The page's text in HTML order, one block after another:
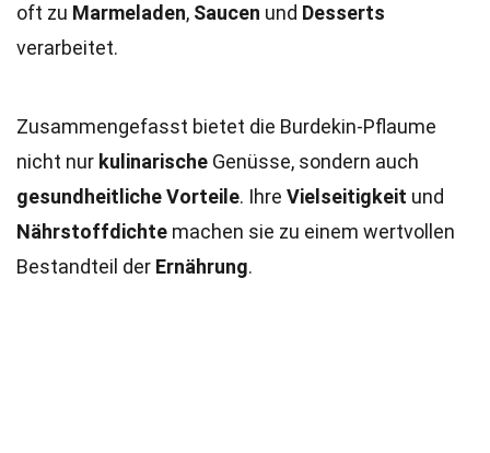
oft zu Marmeladen, Saucen und Desserts
verarbeitet.
Zusammengefasst bietet die Burdekin-Pflaume
nicht nur kulinarische Genüsse, sondern auch
gesundheitliche Vorteile. Ihre Vielseitigkeit und
Nährstoffdichte machen sie zu einem wertvollen
Bestandteil der Ernährung.